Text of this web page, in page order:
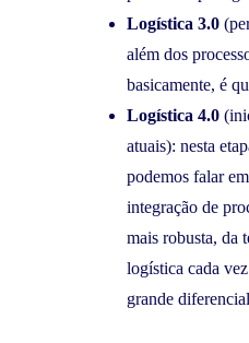
Logística 3.0
além dos
basicamente, é
Logística 4.0
atuais): nesta
podemos falar em
integração de
mais robusta, da
logística cada
grande